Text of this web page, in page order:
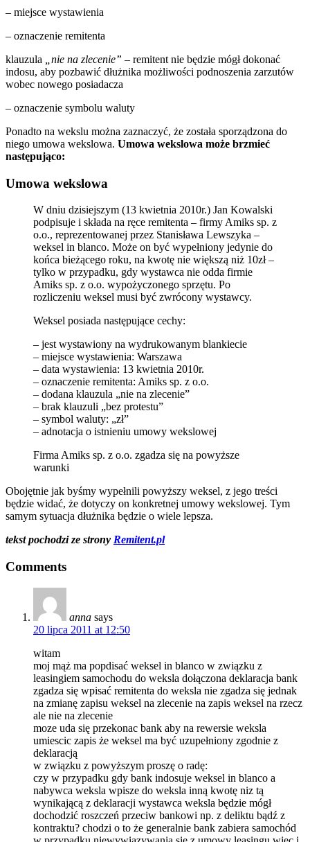
– miejsce wystawienia
– oznaczenie remitenta
klauzula
„nie na zlecenie” – remitent nie będzie mógł dokonać
indosu, aby pozbawić dłużnika możliwości podnoszenia zarzutów
wobec nowego posiadacza
– oznaczenie symbolu waluty
Ponadto na wekslu można zaznaczyć, że została sporządzona do
niego umowa wekslowa. Umowa wekslowa może brzmieć
następująco:
Umowa wekslowa
W dniu dzisiejszym (13 kwietnia 2010r.) Jan Kowalski
podpisuje i składa na ręce remitenta – firmy Amiks sp. z
o.o., reprezentowanej przez Stanisława Lewszyka –
weksel in blanco. Może on być wypełniony jedynie do
końca bieżącego roku, na kwotę nie większą niż 10zł –
tylko w przypadku, gdy wystawca nie odda firmie
Amiks sp. z o.o. wypożyczonego sprzętu. Po
rozliczeniu weksel musi być zwrócony wystawcy.
Weksel posiada następujące cechy:
– jest wystawiony na wydrukowanym blankiecie
– miejsce wystawienia: Warszawa
– data wystawienia: 13 kwietnia 2010r.
– oznaczenie remitenta: Amiks sp. z o.o.
– dodana klauzula „nie na zlecenie”
– brak klauzuli „bez protestu”
– symbol waluty: „zł”
– adnotacja o istnieniu umowy wekslowej
Firma Amiks sp. z o.o. zgadza się na powyższe
warunki
Obojętnie jak byśmy wypełnili powyższy weksel, z jego treści
będzie widać, że dotyczy on konkretnej umowy wekslowej. Tym
samym sytuacja dłużnika będzie o wiele lepsza.
tekst pochodzi ze strony Remitent.pl
Comments
anna says
20 lipca 2011 at 12:50
witam
moj mąż ma popdisać weksel in blanco w związku z
leasingiem samochodu do weksla dołączona deklaracja bank
zgadza się wpisać remitenta do weksla nie zgadza się jednak
na zmianę zapisu weksel na zlecenie na zapis weksel na rzecz
ale nie na zlecenie
moze uda się przekonac bank aby na rewersie weksla
umiescic zapis że weksel ma być uzupełniony zgodnie z
deklaracją
w związku z powyższym proszę o radę:
czy w przypadku gdy bank indosuje weksel in blanco a
nabywca weksla wpisze do weksla inną kwotę niz tą
wynikającą z deklaracji wystawca weksla będzie mógł
dochodzić roszczeń przeciw bankowi np. z deliktu bądź z
kontraktu? chodzi o to że generalnie bank zabiera samochód